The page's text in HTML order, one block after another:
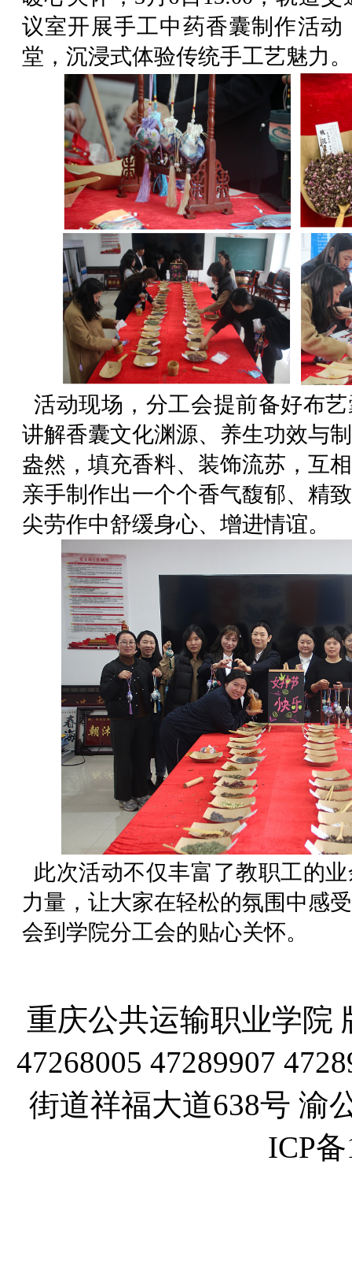
议室开展手工中药香囊制作活
堂，沉浸式体验传统手工艺魅力。
活动现场，分工会提前备好布
讲解香囊文化渊源、养生功效与
盎然，填充香料、装饰流苏，互
亲手制作出一个个香气馥郁、精
尖劳作中舒缓身心、增进情谊。
此次活动不仅丰富了教职工的
力量，让大家在轻松的氛围中感
会到学院分工会的贴心关怀。
重庆公共运输职业学院
47268005 47289907
街道祥福大道638号 渝
ICP